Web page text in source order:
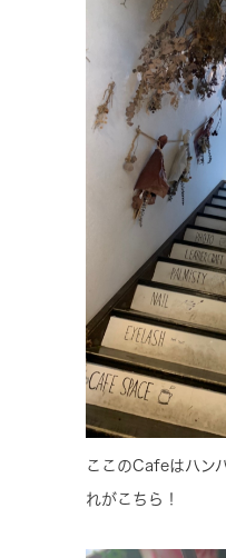
ここのCafeはハン
れがこちら！